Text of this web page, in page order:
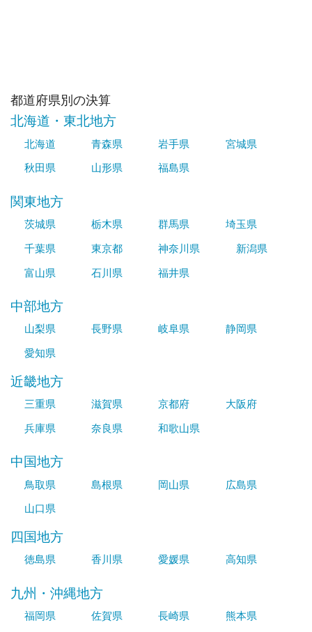
都道府県別の決算
北海道・東北地方
北海道 青森県 岩手県
宮城県
秋田県
山形県 福島県
関東地方
茨城県 栃木県 群馬県
埼玉県
千葉県
東京都 神奈川県
新潟県
富山県
石川県 福井県
中部地方
山梨県 長野県 岐阜県
静岡県
愛知県
近畿地方
三重県 滋賀県 京都府
大阪府
兵庫県
奈良県 和歌山県
中国地方
鳥取県 島根県 岡山県
広島県
山口県
四国地方
徳島県 香川県 愛媛県 高知県
九州・沖縄地方
福岡県 佐賀県 長崎県 熊本県